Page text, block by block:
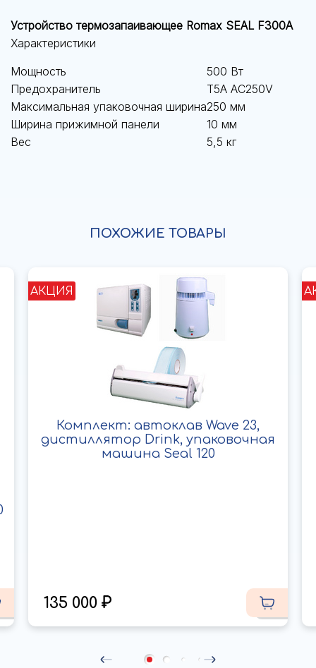
Устройство термозапаивающее Romax SEAL F300А
Характеристики
Мощность
500 Вт
Предохранитель
T5A AC250V
Максимальная упаковочная ширина250 мм
Ширина прижимной панели
10 мм
Вес
5,5 кг
ПОХОЖИЕ ТОВАРЫ
АКЦИЯ
Комплект: автоклав Wave 23,
дистиллятор Drink, упаковочная
машина Seal 120
135 000